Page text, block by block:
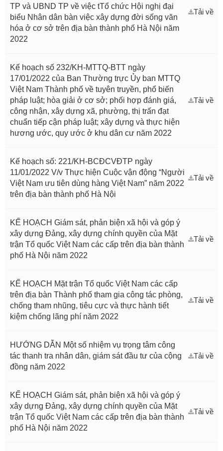
TP và UBND TP về việc tTổ chức Hội nghị đại
biểu Nhân dân bàn việc xây dựng đời sống văn
hóa ở cơ sở trên địa bàn thành phố Hà Nội năm
2022
Tải về
Kế hoạch số 232/KH-MTTQ-BTT ngày
17/01/2022 của Ban Thường trực Ủy ban MTTQ
Việt Nam Thành phố về tuyên truyền, phổ biến
pháp luật; hòa giải ở cơ sở; phối hợp đánh giá,
công nhận, xây dựng xã, phường, thị trấn đạt
chuẩn tiếp cận pháp luật; xây dựng và thực hiện
hương ước, quy ước ở khu dân cư năm 2022
Tải về
Kế hoạch số: 221/KH-BCĐCVĐTP ngày
11/01/2022 V/v Thực hiện Cuộc vận động “Người
Việt Nam ưu tiên dùng hàng Việt Nam” năm 2022
trên địa bàn thành phố Hà Nội
Tải về
KẾ HOẠCH Giám sát, phản biện xã hội và góp ý
xây dựng Đảng, xây dựng chính quyền của Mặt
trận Tổ quốc Việt Nam các cấp trên địa bàn thành
phố Hà Nội năm 2022
Tải về
KẾ HOẠCH Mặt trận Tổ quốc Việt Nam các cấp
trên địa bàn Thành phố tham gia công tác phòng,
chống tham nhũng, tiêu cực và thực hành tiết
kiệm chống lãng phí năm 2022
Tải về
HƯỚNG DẪN Một số nhiệm vụ trọng tâm công
tác thanh tra nhân dân, giám sát đầu tư của cộng
đồng năm 2022
Tải về
KẾ HOẠCH Giám sát, phản biện xã hội và góp ý
xây dựng Đảng, xây dựng chính quyền của Mặt
trận Tổ quốc Việt Nam các cấp trên địa bàn thành
phố Hà Nội năm 2022
Tải về